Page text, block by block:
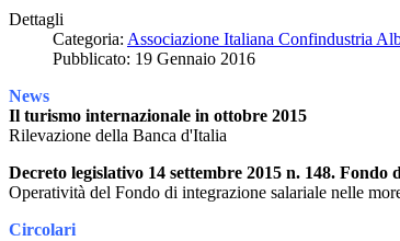
Dettagli
Categoria: Associazione Italiana Confindustria
Pubblicato: 19 Gennaio 2016
News
Il turismo internazionale in ottobre 2015
Rilevazione della Banca d'Italia
Decreto legislativo 14 settembre 2015 n. 148. Fondo
Operatività del Fondo di integrazione salariale nelle
Circolari